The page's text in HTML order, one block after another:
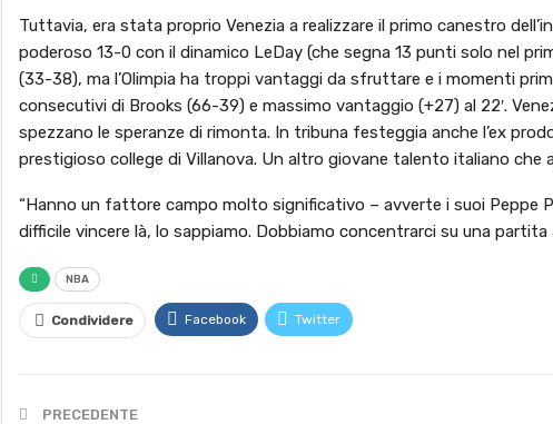
Tuttavia, era stata proprio Venezia a realizzare il primo canestro
poderoso 13-0 con il dinamico LeDay (che segna 13 punti solo nel
(33-38), ma l’Olimpia ha troppi vantaggi da sfruttare e i momenti
consecutivi di Brooks (66-39) e massimo vantaggio (+27) al 22′.
spezzano le speranze di rimonta. In tribuna festeggia anche l’ex
prestigioso college di Villanova. Un altro giovane talento italiano che
“Hanno un fattore campo molto significativo – avverte i suoi
difficile vincere là, lo sappiamo. Dobbiamo concentrarci su una partita
NBA
Condividere Facebook Twitter
PRECEDENTE